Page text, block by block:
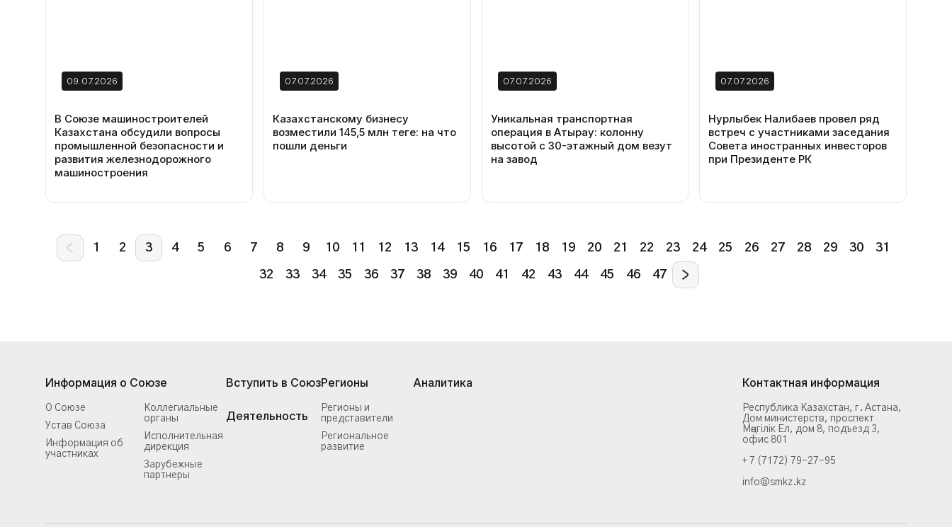
09.07.2026
В Союзе машиностроителей
Казахстана обсудили вопросы
промышленной безопасности и
развития железнодорожного
машиностроения
07.07.2026
Казахстанскому бизнесу
возместили 145,5 млн теңге: на что
пошли деньги
07.07.2026
Уникальная транспортная
операция в Атырау: колонну
высотой с 30-этажный дом везут
на завод
07.07.2026
Нурлыбек Налибаев провел ряд
встреч с участниками заседания
Совета иностранных инвесторов
при Президенте РК
1 2 3 4 5 6 7 8 9 10 11 12 13 14 15 16 17 18 19 20 21 22 23 24 25 26 27 28 29 30 31
32 33 34 35 36 37 38 39 40 41 42 43 44 45 46 47
Информация о Союзе
О Союзе
Устав Союза
Информация об
участниках
Коллегиальные
органы
Исполнительная
дирекция
Зарубежные
партнеры
Вступить в Союз
Деятельность
Регионы
Регионы и
представители
Региональное
развитие
Аналитика Контактная информация
Республика Казахстан, г. Астана,
Дом министерств, проспект
Мәңгілік Ел, дом 8, подъезд 3,
офис 801
+ 7 (7172) 79-27-95
info@smkz.kz